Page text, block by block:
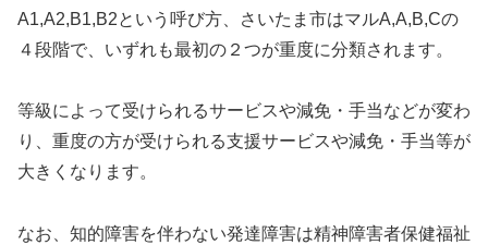
A1,A2,B1,B2という呼び方、さいたま市はマルA,A,B,Cの
４段階で、いずれも最初の２つが重度に分類されます。
等級によって受けられるサービスや減免・手当などが変わ
り、重度の方が受けられる支援サービスや減免・手当等が
大きくなります。
なお、知的障害を伴わない発達障害は精神障害者保健福祉